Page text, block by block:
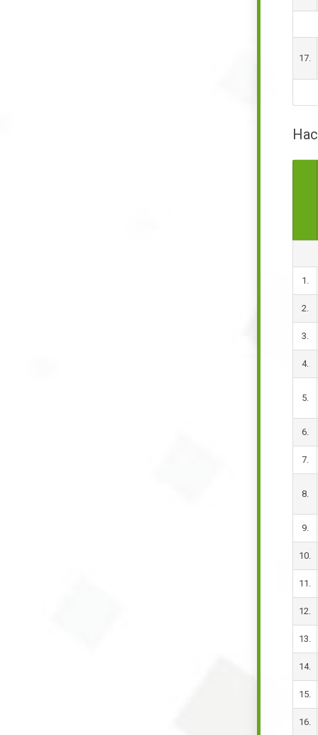
17.
1.
2.
3.
4.
5.
6.
7.
8.
9.
10.
11.
12.
13.
14.
15.
16.